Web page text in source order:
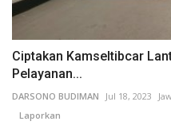
Ciptakan Kamseltibcar
Pelayanan...
DARSONO BUDIMAN Jul 18, 2023
Laporkan